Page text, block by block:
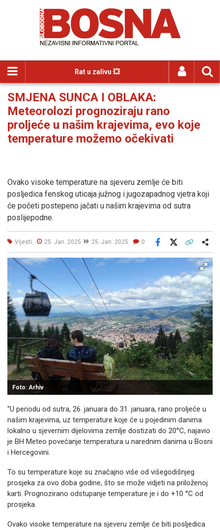
Rat u zalivu 💥
SMJENA SUNCA I OBLAKA:
Meteorolozi prognoziraju rano
proljeće u našim krajevima, evo koje
temperature možemo očekivati
Ovako visoke temperature na sjeveru zemlje će biti
posljedica fenskog uticaja južnog i jugozapadnog vjetra koji
će početi postepeno jačati u našim krajevima od sutra
poslijepodne.
Vijesti 25. Jan. 2025 25. Jan. 2025 0
Facebook
Foto: Arhiv
"U periodu od sutra, 26. januara do 31. januara, rano proljeće u
našim krajevima, uz temperature koje će u pojedinim danima
lokalno u sjevernim dijelovima zemlje dostizati do 20°C, najavio
je BH Meteo povećanje temperatura u narednim danima u Bosni
i Hercegovini.
To su temperature koje su značajno više od višegodišnjeg
prosjeka za ovo doba godine, što se može vidjeti na priloženoj
karti. Prognozirano odstupanje temperature je i do +10 °C od
prosjeka.
Ovako visoke temperature na sjeveru zemlje će biti posljedica